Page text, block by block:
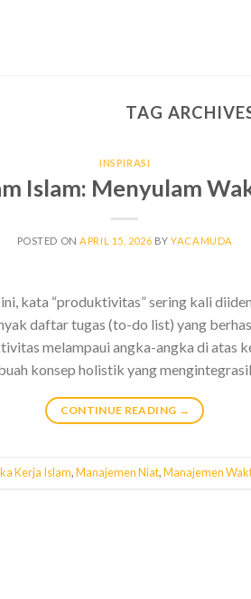
TAG
INSPIRASI
Islam: Menyulam
POSTED ONAPRIL 15, 2026 BYYACAMUDA
kata “produktivitas” sering kali
daftar tugas (to-do list) yang
melampaui angka-angka di atas
konsep holistik yang
CONTINUE READING →
Kerja Islam,Manajemen Niat,Manajemen